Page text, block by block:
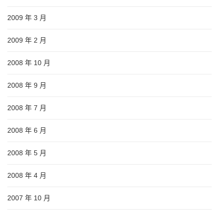
2009 年 3 月
2009 年 2 月
2008 年 10 月
2008 年 9 月
2008 年 7 月
2008 年 6 月
2008 年 5 月
2008 年 4 月
2007 年 10 月